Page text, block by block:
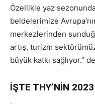
Özellikle yaz
beldelerimize
merkezlerinden
artış, turizm
büyük katkı sağlıyor.”
İŞTE THY’NİN